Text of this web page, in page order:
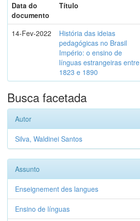
Data do
documento
Título
14-Fev-2022
História das ideias
pedagógicas no Brasil
Império: o ensino de
línguas estrangeiras entre
1823 e 1890
Busca facetada
Autor
Silva, Waldinei Santos
Assunto
Enseignement des langues
Ensino de línguas